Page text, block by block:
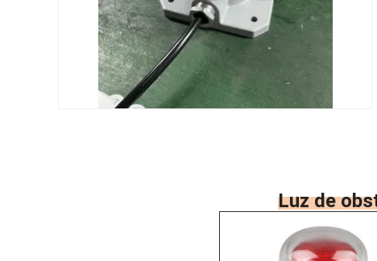
Luz de